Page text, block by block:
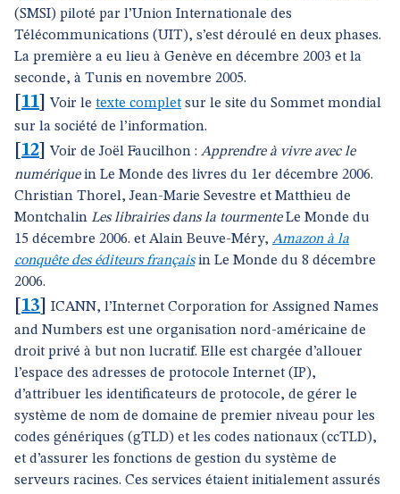
(SMSI) piloté par l’Union Internationale des
Télécommunications (UIT), s’est déroulé en deux phases.
La première a eu lieu à Genève en décembre 2003 et la
seconde, à Tunis en novembre 2005.
11 ]Voir le texte complet sur le site du Sommet mondial
sur la société de l’information.
12 ]Voir de Joël Faucilhon : Apprendre à vivre avec le
numériquein Le Monde des livres du 1er décembre 2006.
Christian Thorel, Jean-Marie Sevestre et Matthieu de
Montchalin Les librairies dans la tourmenteLe Monde du
15 décembre 2006. et Alain Beuve-Méry, Amazon à la
conquête des éditeurs françaisin Le Monde du 8 décembre
2006.
13
ICANN, l’Internet Corporation for Assigned Names
and Numbers est une organisation nord-américaine de
droit privé à but non lucratif. Elle est chargée d’allouer
l’espace des adresses de protocole Internet (IP),
d’attribuer les identificateurs de protocole, de gérer le
système de nom de domaine de premier niveau pour les
codes génériques (gTLD) et les codes nationaux (ccTLD),
et d’assurer les fonctions de gestion du système de
serveurs racines. Ces services étaient initialement assurés